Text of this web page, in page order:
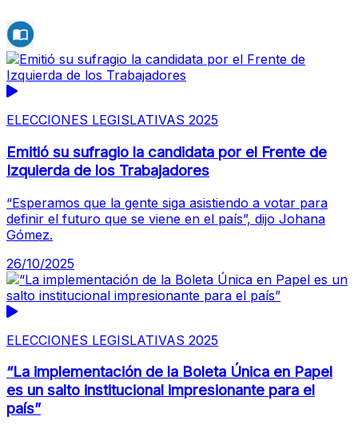
ELECCIONES LEGISLATIVAS 2025
Emitió su sufragio la candidata por el Frente de
Izquierda de los Trabajadores
“Esperamos que la gente siga asistiendo a votar para
definir el futuro que se viene en el país”, dijo Johana
Gómez.
26/10/2025
ELECCIONES LEGISLATIVAS 2025
“La implementación de la Boleta Única en Papel
es un salto institucional impresionante para el
país”